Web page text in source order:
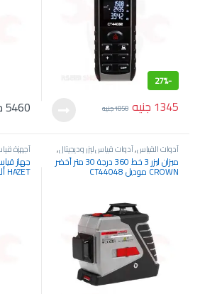
-
27%
1345 جنيه 1850جنيه 5460
أدوات القياس,أدوات قياس ليزر وديجيتال,
ميزان ليزر ميزان ليزر 3 خط 360 درجة 30 متر أخضر
CROWN موديل CT44048
أجهزة
القياس,
HAZET ألماني